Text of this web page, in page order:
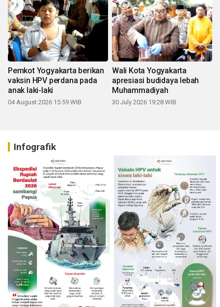
Pemkot Yogyakarta berikan
vaksin HPV perdana pada
anak laki-laki
04 August 2026 15:59 WIB
Wali Kota Yogyakarta
apresiasi budidaya lebah
Muhammadiyah
30 July 2026 19:28 WIB
Infografik